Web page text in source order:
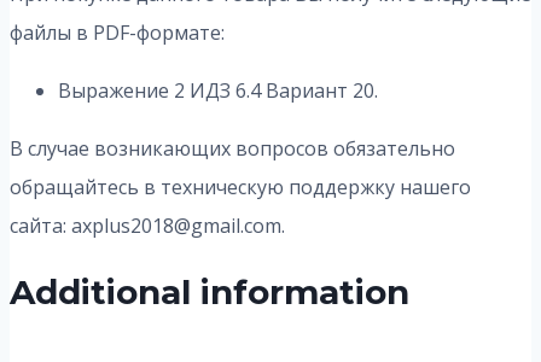
файлы в PDF-формате:
Выражение 2 ИДЗ 6.4 Вариант 20.
В случае возникающих вопросов обязательно
обращайтесь в техническую поддержку нашего
сайта: axplus2018@gmail.com.
Additional information